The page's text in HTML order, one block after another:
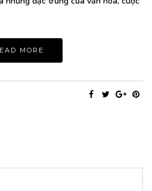
MORE